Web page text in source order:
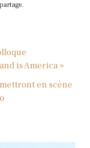
is America »
en scène